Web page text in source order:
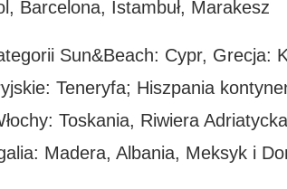
Barcelona, Istambuł, Marakesz
Sun&Beach: Cypr, Grecja:
Teneryfa; Hiszpania
Toskania, Riwiera
Madera, Albania, Meksyk i